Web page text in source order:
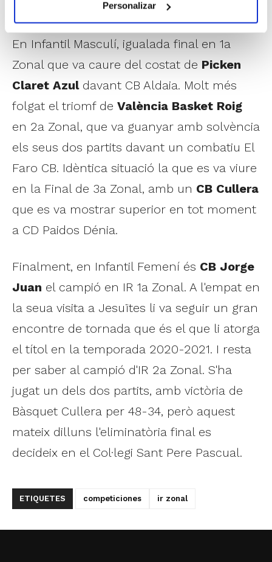
Personalizar
conéixer al guanyador.
En Infantil Masculí, igualada final en 1a
Zonal que va caure del costat de Picken
Claret Azuldavant CB Aldaia. Molt més
folgat el triomf de València Basket Roig
en 2a Zonal, que va guanyar amb solvència
els seus dos partits davant un combatiu El
Faro CB. Idèntica situació la que es va viure
en la Final de 3a Zonal, amb un CB Cullera
que es va mostrar superior en tot moment
a CD Paidos Dénia.
Finalment, en Infantil Femení és CB Jorge
Juan el campió en IR 1a Zonal. A l'empat en
la seua visita a Jesuïtes li va seguir un gran
encontre de tornada que és el que li atorga
el títol en la temporada 2020-2021. I resta
per saber al campió d'IR 2a Zonal. S'ha
jugat un dels dos partits, amb victòria de
Bàsquet Cullera per 48-34, però aquest
mateix dilluns l'eliminatòria final es
decideix en el Col·legi Sant Pere Pascual.
ETIQUETES competiciones ir zonal